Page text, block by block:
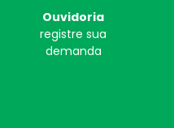
Ouvidoria
registre sua
demanda